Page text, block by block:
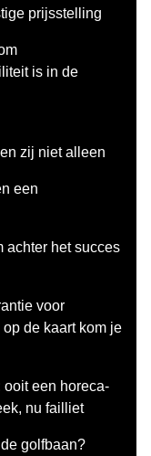
prijsstelling
is in de
zij niet alleen
een
achter het succes
voor
de kaart kom je
ooit een horeca-
nu failliet
golfbaan?